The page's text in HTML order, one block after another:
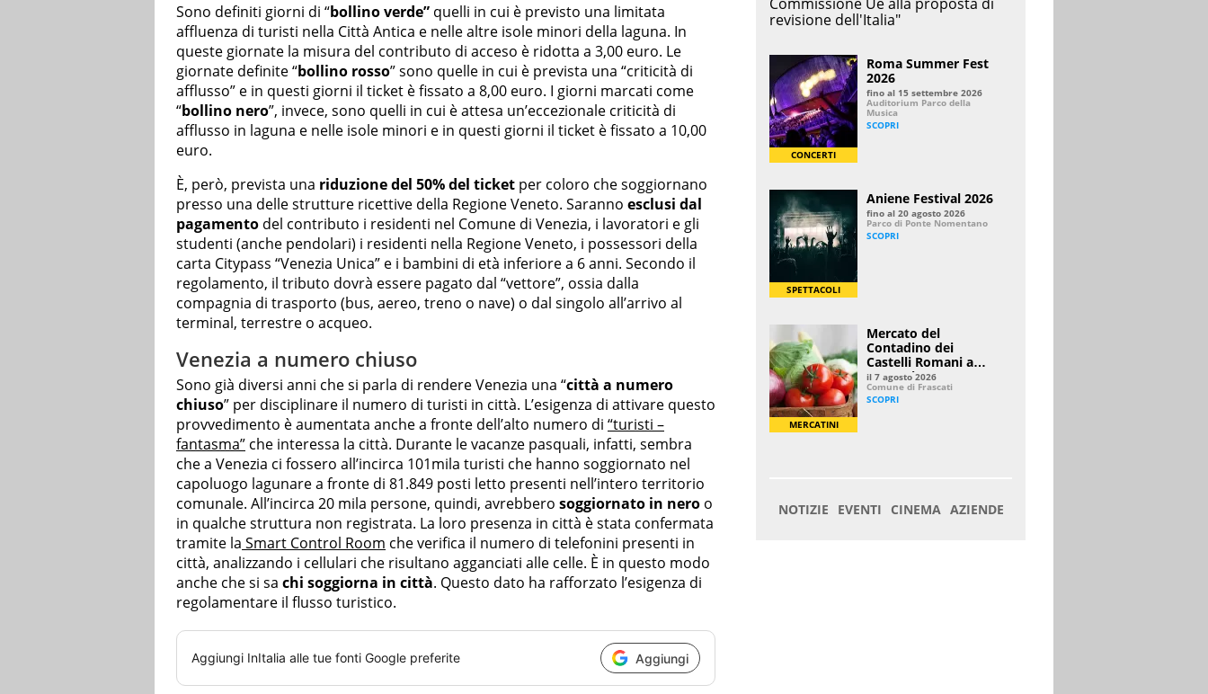
Sono definiti giorni di “bollino verde” quelli in cui è previsto una limitata
affluenza di turisti nella Città Antica e nelle altre isole minori della laguna. In
queste giornate la misura del contributo di acceso è ridotta a 3,00 euro. Le
giornate definite “bollino rosso” sono quelle in cui è prevista una “criticità di
afflusso” e in questi giorni il ticket è fissato a 8,00 euro. I giorni marcati come
“bollino nero”, invece, sono quelli in cui è attesa un’eccezionale criticità di
afflusso in laguna e nelle isole minori e in questi giorni il ticket è fissato a 10,00
euro.
È, però, prevista una riduzione del 50% del ticket per coloro che soggiornano
presso una delle strutture ricettive della Regione Veneto. Saranno esclusi dal
pagamento del contributo i residenti nel Comune di Venezia, i lavoratori e gli
studenti (anche pendolari) i residenti nella Regione Veneto, i possessori della
carta Citypass “Venezia Unica” e i bambini di età inferiore a 6 anni. Secondo il
regolamento, il tributo dovrà essere pagato dal “vettore”, ossia dalla
compagnia di trasporto (bus, aereo, treno o nave) o dal singolo all’arrivo al
terminal, terrestre o acqueo.
Venezia a numero chiuso
Sono già diversi anni che si parla di rendere Venezia una “città a numero
chiuso” per disciplinare il numero di turisti in città. L’esigenza di attivare questo
provvedimento è aumentata anche a fronte dell’alto numero di “turisti –
fantasma” che interessa la città. Durante le vacanze pasquali, infatti, sembra
che a Venezia ci fossero all’incirca 101mila turisti che hanno soggiornato nel
capoluogo lagunare a fronte di 81.849 posti letto presenti nell’intero territorio
comunale. All’incirca 20 mila persone, quindi, avrebbero soggiornato in nero o
in qualche struttura non registrata. La loro presenza in città è stata confermata
tramite la Smart Control Room che verifica il numero di telefonini presenti in
città, analizzando i cellulari che risultano agganciati alle celle. È in questo modo
anche che si sa chi soggiorna in città. Questo dato ha rafforzato l’esigenza di
regolamentare il flusso turistico.
Aggiungi InItalia alle tue fonti Google preferite Aggiungi